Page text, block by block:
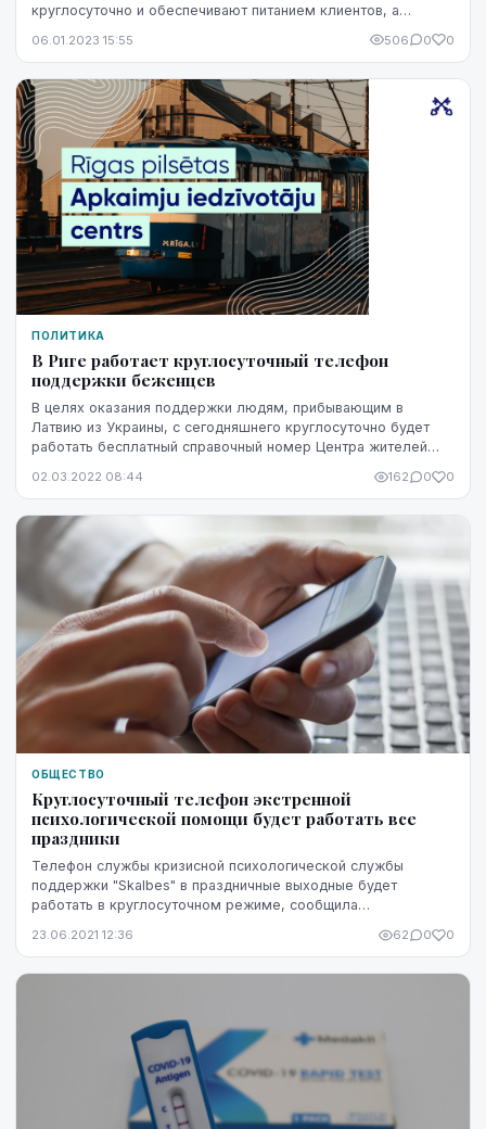
круглосуточно и обеспечивают питанием клиентов, а
06.01.2023 15:55 506 0 0
ПОЛИТИКА
В Риге работает круглосуточный телефон
поддержки беженцев
В целях оказания поддержки людям, прибывающим в
Латвию из Украины, с сегодняшнего круглосуточно будет
работать бесплатный справочный номер Центра жителей
02.03.2022 08:44 162 0 0
ОБЩЕСТВО
Круглосуточный телефон экстренной
психологической помощи будет работать все
праздники
Телефон службы кризисной психологической службы
поддержки "Skalbes" в праздничные выходные будет
работать в круглосуточном режиме, сообщила
23.06.2021 12:36 62 0 0